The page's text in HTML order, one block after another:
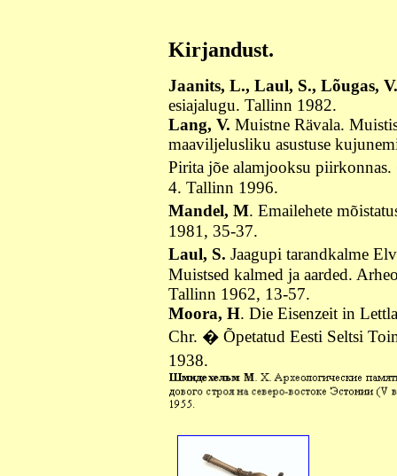
Kirjandust.
Jaanits, L., Laul, S., Lõugas,
esiajalugu. Tallinn 1982.
Lang, V. Muistne Rävala.
maaviljelusliku asustuse
Pirita jõe alamjooksu
4. Tallinn 1996.
Mandel, M. Emailehete
1981, 35-37.
Laul, S. Jaagupi tarandkalme
Muistsed kalmed ja aarded.
Tallinn 1962, 13-57.
Moora, H. Die Eisenzeit in
Chr. � Õpetatud Eesti Seltsi
1938.